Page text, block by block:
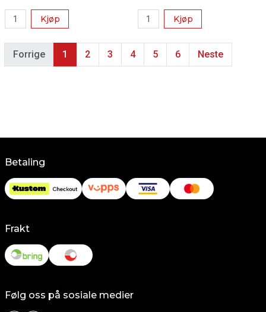
Kjøp Kjøp
Forrige 1 2 3 4 5 6 Neste
Betaling
Frakt
Følg oss på sosiale medier